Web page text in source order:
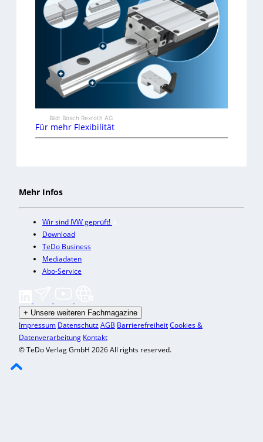
Bild: Bosch Rexroth AG
Für mehr Flexibilität
Mehr Infos
Wir sind IVW geprüft!
Download
TeDo Business
Mediadaten
Abo-Service
+ Unsere weiteren Fachmagazine
Impressum DatenschutzAGB BarrierefreiheitCookies &
Datenverarbeitung Kontakt
© TeDo Verlag GmbH 2026 All rights reserved.